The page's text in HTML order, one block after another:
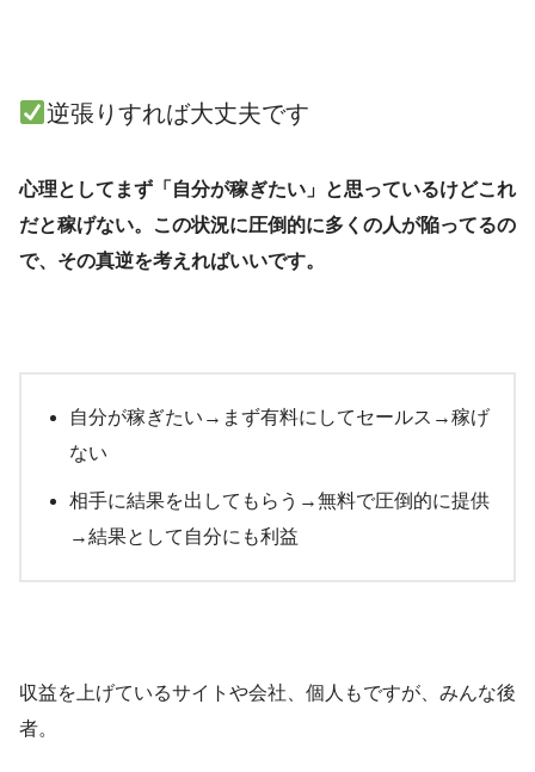
逆張りすれば大丈夫です
心理としてまず「自分が稼ぎたい」と思っているけどこれ
だと稼げない。この状況に圧倒的に多くの人が陥ってるの
で、その真逆を考えればいいです。
自分が稼ぎたい→まず有料にしてセールス→稼げ
ない
相手に結果を出してもらう→無料で圧倒的に提供
→結果として自分にも利益
収益を上げているサイトや会社、個人もですが、みんな後
者。